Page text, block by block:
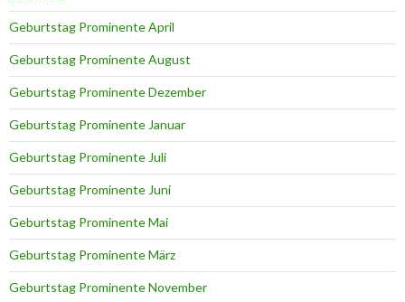
Geburtstag Prominente April
Geburtstag Prominente August
Geburtstag Prominente Dezember
Geburtstag Prominente Januar
Geburtstag Prominente Juli
Geburtstag Prominente Juni
Geburtstag Prominente Mai
Geburtstag Prominente März
Geburtstag Prominente November